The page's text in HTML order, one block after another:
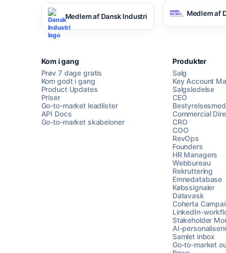
Medlem af Dansk Industri Medlem af
Kom i gang
Prøv 7 dage gratis
Kom godt i gang
Product Updates
Priser
Go-to-market leadlister
API Docs
Go-to-market skabeloner
Produkter
Salg
Key Account
Salgsledelse
CEO
Commercial
CRO
COO
RevOps
Founders
HR Managers
Webbureau
Rekruttering
Emnedatabase
Købssignaler
Datavask
Coherta
LinkedIn-
Stakeholder
AI-
Samlet inbox
Go-to-market